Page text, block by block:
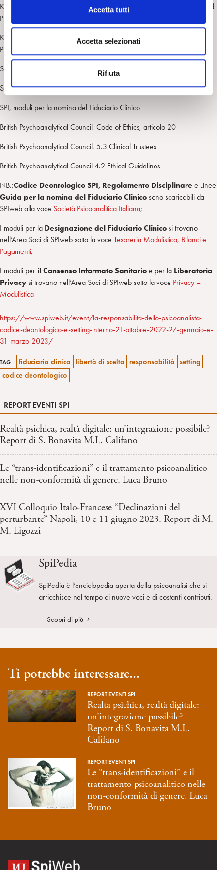
c
s
e
o
Accetta tutti
Accetta selezionati
Rifiuta
Kavka A. (2013), Psychoanalyst Assistance Committees: Philosophy and
Practicalities, in: vedi sopra.
Kavka A. (2017), Psychoanalyst Assitance Casebook of The American
Psychoanalytic Association, APsaA, New York
SPI, Codice Deontologico 2020, Art. 7, Nomina Fiduciario Clinico
SPI, linee guida per la nomina dei Fiduciari Clinici
SPI, moduli per la nomina del Fiduciario Clinico
British Psychoanalytical Council, Code of Ethics, articolo 20
British Psychoanalytical Council, 5.3 Clinical Trustees
British Psychoanalytical Council 4.2 Ethical Guidelines
NB.:Codice Deontologico SPI, Regolamento Disciplinare e Linee
Guida per la nomina del Fiduciario Clinico sono scaricabili da
SPIweb alla voce Società Psicoanalitica Italiana;
I moduli per la Designazione del Fiduciario Clinico si trovano
nell’Area Soci di SPIweb sotto la voce Tesoreria Modulistica, Bilanci e
Pagamenti;
I moduli per il Consenso Informato Sanitario e per la Liberatoria
Privacy si trovano nell’Area Soci di SPIweb sotto la voce Privacy –
Modulistica
https://www.spiweb.it/event/la-responsabilita-dello-psicoanalista-
codice-deontologico-e-setting-interno-21-ottobre-2022-27-gennaio-e-
31-marzo-2023/
TAG fiduciario clinico libertà di scelta responsabilità
setting
codice deontologico
REPORT EVENTI SPI
Realtà psichica, realtà digitale: un’integrazione possibile?
Report di S. Bonavita M.L. Califano
Le “trans-identificazioni” e il trattamento psicoanalitico
nelle non-conformità di genere. Luca Bruno
XVI Colloquio Italo-Francese “Declinazioni del
perturbante” Napoli, 10 e 11 giugno 2023. Report di M.
M. Ligozzi
SpiPedia
SpiPedia è l’enciclopedia aperta della psicoanalisi che si
arricchisce nel tempo di nuove voci e di costanti contributi.
Scopri di più
Ti potrebbe interessare...
REPORT EVENTI SPI
Realtà psichica, realtà digitale:
un’integrazione possibile?
Report di S. Bonavita M.L.
Califano
REPORT EVENTI SPI
Le “trans-identificazioni” e il
trattamento psicoanalitico nelle
non-conformità di genere. Luca
Bruno